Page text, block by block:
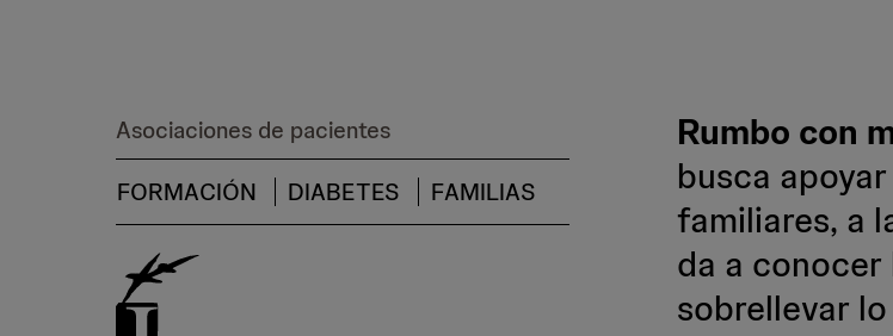
Asociaciones de pacientes
FORMACIÓN
DIABETES FAMILIAS
Rumbo con
busca
familiares, a
da a
sobrellevar